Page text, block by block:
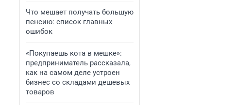
Что мешает получать большую
пенсию: список главных
ошибок
«Покупаешь кота в мешке»:
предприниматель рассказала,
как на самом деле устроен
бизнес со складами дешевых
товаров